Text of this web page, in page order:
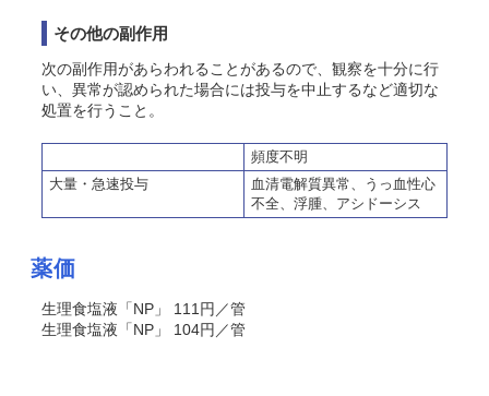
その他の副作用
次の副作用があらわれることがあるので、観察を十分に行
い、異常が認められた場合には投与を中止するなど適切な
処置を行うこと。
頻度不明
大量・急速投与
血清電解質異常、うっ血性心
不全、浮腫、アシドーシス
薬価
生理食塩液「NP」 111円／管
生理食塩液「NP」 104円／管